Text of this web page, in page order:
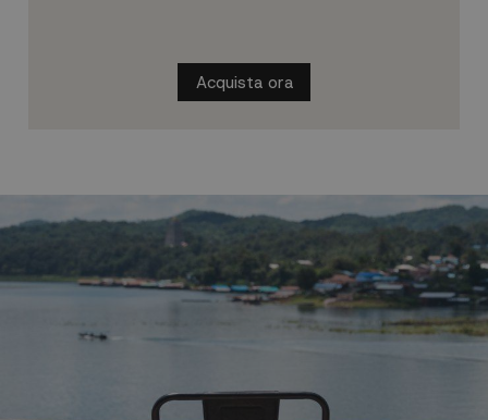
Acquista ora